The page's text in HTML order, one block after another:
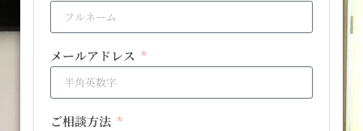
メールアドレス
ご相談方法